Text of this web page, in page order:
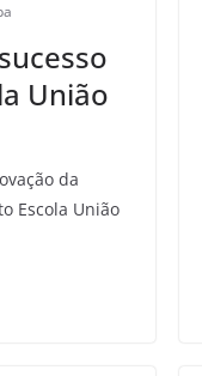
União
da
Escola União